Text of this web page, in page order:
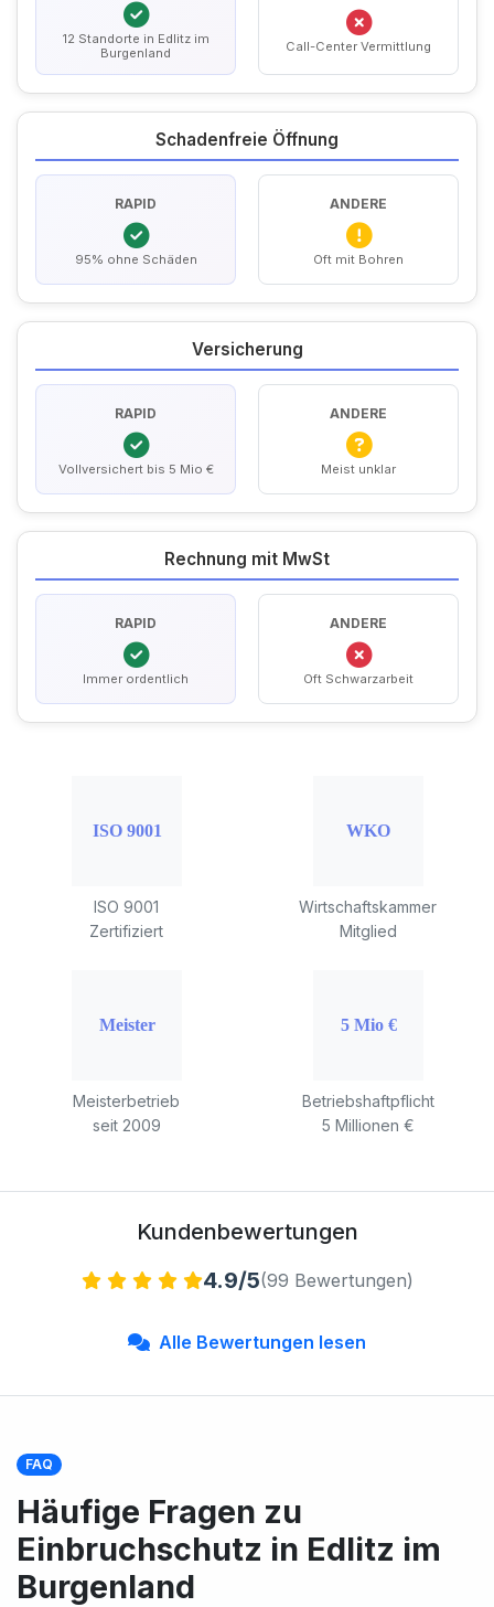
12 Standorte in Edlitz im
Burgenland
Call-Center Vermittlung
Schadenfreie Öffnung
RAPID
95% ohne Schäden
ANDERE
Oft mit Bohren
Versicherung
RAPID
Vollversichert bis 5 Mio €
ANDERE
Meist unklar
Rechnung mit MwSt
RAPID
Immer ordentlich
ANDERE
Oft Schwarzarbeit
ISO 9001
Zertifiziert
Wirtschaftskammer
Mitglied
Meisterbetrieb
seit 2009
Betriebshaftpflicht
5 Millionen €
Kundenbewertungen
4.9/5(99 Bewertungen)
Alle Bewertungen lesen
FAQ
Häufige Fragen zu
Einbruchschutz in Edlitz im
Burgenland